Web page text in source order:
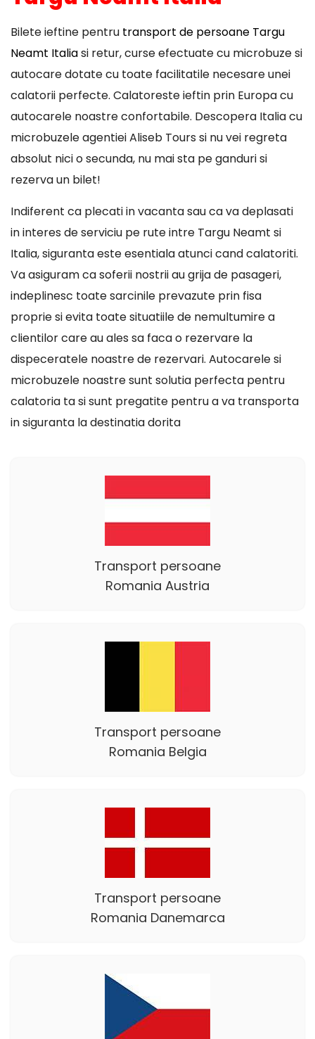
Bilete ieftine pentru transport de persoane Targu
Neamt Italiasi retur, curse efectuate cu microbuze si
autocare dotate cu toate facilitatile necesare unei
calatorii perfecte. Calatoreste ieftin prin Europa cu
autocarele noastre confortabile. Descopera Italia cu
microbuzele agentiei Aliseb Tours si nu vei regreta
absolut nici o secunda, nu mai sta pe ganduri si
rezerva un bilet!
Indiferent ca plecati in vacanta sau ca va deplasati
in interes de serviciu pe rute intre Targu Neamt si
Italia, siguranta este esentiala atunci cand calatoriti.
Va asiguram ca soferii nostrii au grija de pasageri,
indeplinesc toate sarcinile prevazute prin fisa
proprie si evita toate situatiile de nemultumire a
clientilor care au ales sa faca o rezervare la
dispeceratele noastre de rezervari. Autocarele si
microbuzele noastre sunt solutia perfecta pentru
calatoria ta si sunt pregatite pentru a va transporta
in siguranta la destinatia dorita
Transport persoane
Romania Austria
Transport persoane
Romania Belgia
Transport persoane
Romania Danemarca